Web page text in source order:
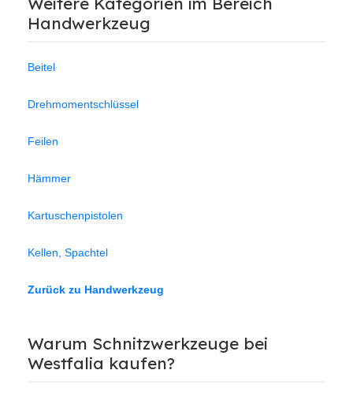
Handwerkzeug
Beitel
Drehmomentschlüssel
Feilen
Hämmer
Kartuschenpistolen
Kellen, Spachtel
Zurück zu Handwerkzeug
Warum Schnitzwerkzeuge bei
Westfalia kaufen?